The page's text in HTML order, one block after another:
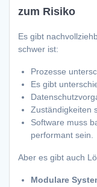
zum Risiko
Es gibt
schwer ist:
Prozesse
Es gibt
Zuständigkeiten
Software muss
performant sein.
Aber es gibt auch
Modulare